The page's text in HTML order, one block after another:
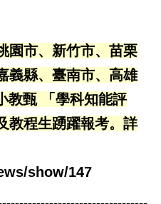
園市、新竹市、苗栗
義縣、臺南市、高雄
教甄 「學科知能評
教程生踴躍報考。詳
show/147